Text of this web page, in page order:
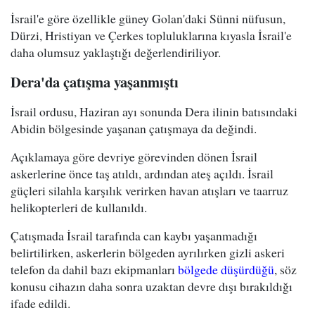
İsrail'e göre özellikle güney Golan'daki Sünni nüfusun,
Dürzi, Hristiyan ve Çerkes topluluklarına kıyasla İsrail'e
daha olumsuz yaklaştığı değerlendiriliyor.
Dera'da çatışma yaşanmıştı
İsrail ordusu, Haziran ayı sonunda Dera ilinin batısındaki
Abidin bölgesinde yaşanan çatışmaya da değindi.
Açıklamaya göre devriye görevinden dönen İsrail
askerlerine önce taş atıldı, ardından ateş açıldı. İsrail
güçleri silahla karşılık verirken havan atışları ve taarruz
helikopterleri de kullanıldı.
Çatışmada İsrail tarafında can kaybı yaşanmadığı
belirtilirken, askerlerin bölgeden ayrılırken gizli askeri
telefon da dahil bazı ekipmanlarıbölgede düşürdüğü, söz
konusu cihazın daha sonra uzaktan devre dışı bırakıldığı
ifade edildi.